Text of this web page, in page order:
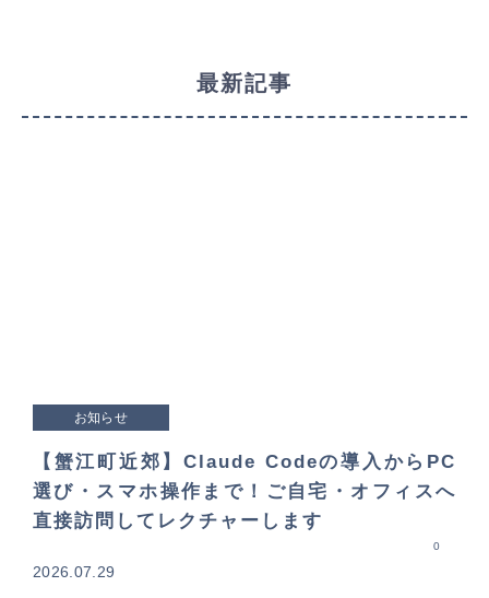
最新記事
お知らせ
【蟹江町近郊】Claude Codeの導入からPC
選び・スマホ操作まで！ご自宅・オフィスへ
直接訪問してレクチャーします
2026.07.29
0